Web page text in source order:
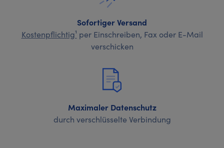
Sofortiger Versand
Kostenpflichtig¹ per Einschreiben, Fax oder E-Mail
verschicken
Maximaler Datenschutz
durch verschlüsselte Verbindung